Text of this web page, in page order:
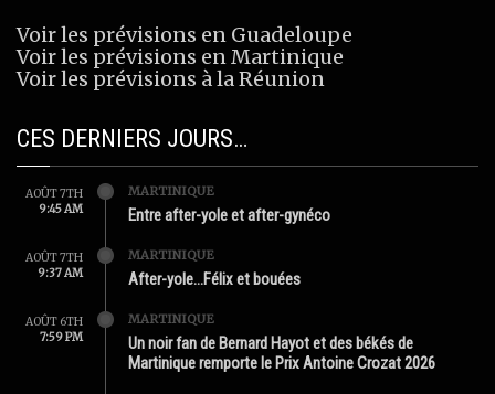
Voir les prévisions en Guadeloupe
Voir les prévisions en Martinique
Voir les prévisions à la Réunion
CES DERNIERS JOURS…
AOÛT 7TH
9:45 AM
MARTINIQUE
Entre after-yole et after-gynéco
AOÛT 7TH
9:37 AM
MARTINIQUE
After-yole…Félix et bouées
AOÛT 6TH
7:59 PM
MARTINIQUE
Un noir fan de Bernard Hayot et des békés de
Martinique remporte le Prix Antoine Crozat 2026